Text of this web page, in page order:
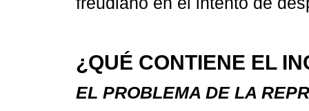
¿QUÉ CONTIENE EL
EL PROBLEMA DE LA